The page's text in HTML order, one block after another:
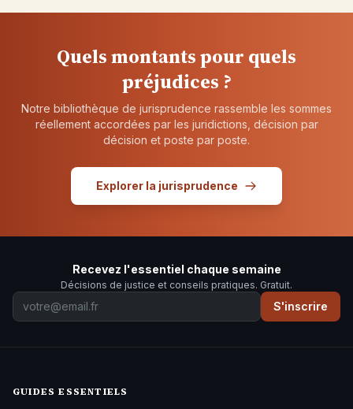
Quels montants pour quels
préjudices ?
Notre bibliothèque de jurisprudence rassemble les sommes
réellement accordées par les juridictions, décision par
décision et poste par poste.
Explorer la jurisprudence
Recevez l'essentiel chaque semaine
Décisions de justice et conseils pratiques. Gratuit.
S'inscrire
GUIDES ESSENTIELS